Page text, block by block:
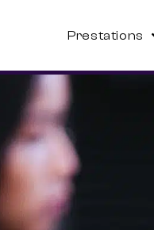
Prestations